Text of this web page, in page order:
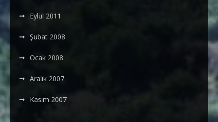
Eylül 2011
Şubat 2008
Ocak 2008
Aralık 2007
Kasım 2007